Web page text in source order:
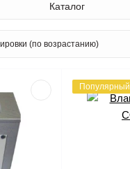
Каталог
Популярный